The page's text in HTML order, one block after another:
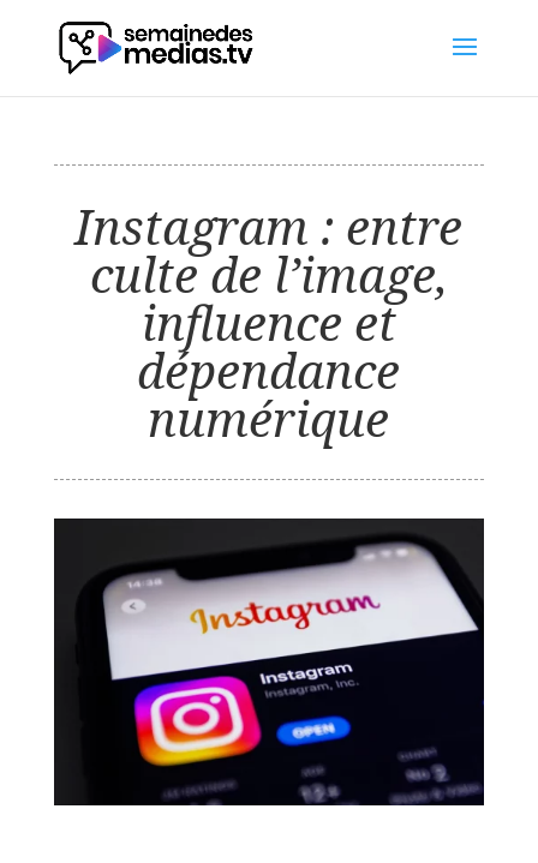
Instagram : entre
culte de l’image,
influence et
dépendance
numérique